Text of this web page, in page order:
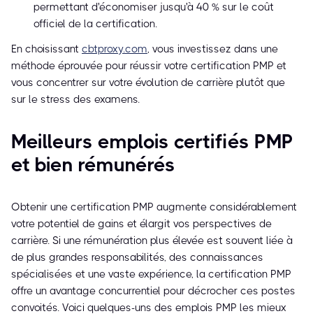
permettant d'économiser jusqu'à 40 % sur le coût
officiel de la certification.
En choisissant cbtproxy.com, vous investissez dans une
méthode éprouvée pour réussir votre certification PMP et
vous concentrer sur votre évolution de carrière plutôt que
sur le stress des examens.
Meilleurs emplois certifiés PMP
et bien rémunérés
Obtenir une certification PMP augmente considérablement
votre potentiel de gains et élargit vos perspectives de
carrière. Si une rémunération plus élevée est souvent liée à
de plus grandes responsabilités, des connaissances
spécialisées et une vaste expérience, la certification PMP
offre un avantage concurrentiel pour décrocher ces postes
convoités. Voici quelques-uns des emplois PMP les mieux